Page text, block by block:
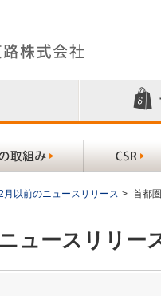
月以前のニュースリリース > 首都
ュースリリー